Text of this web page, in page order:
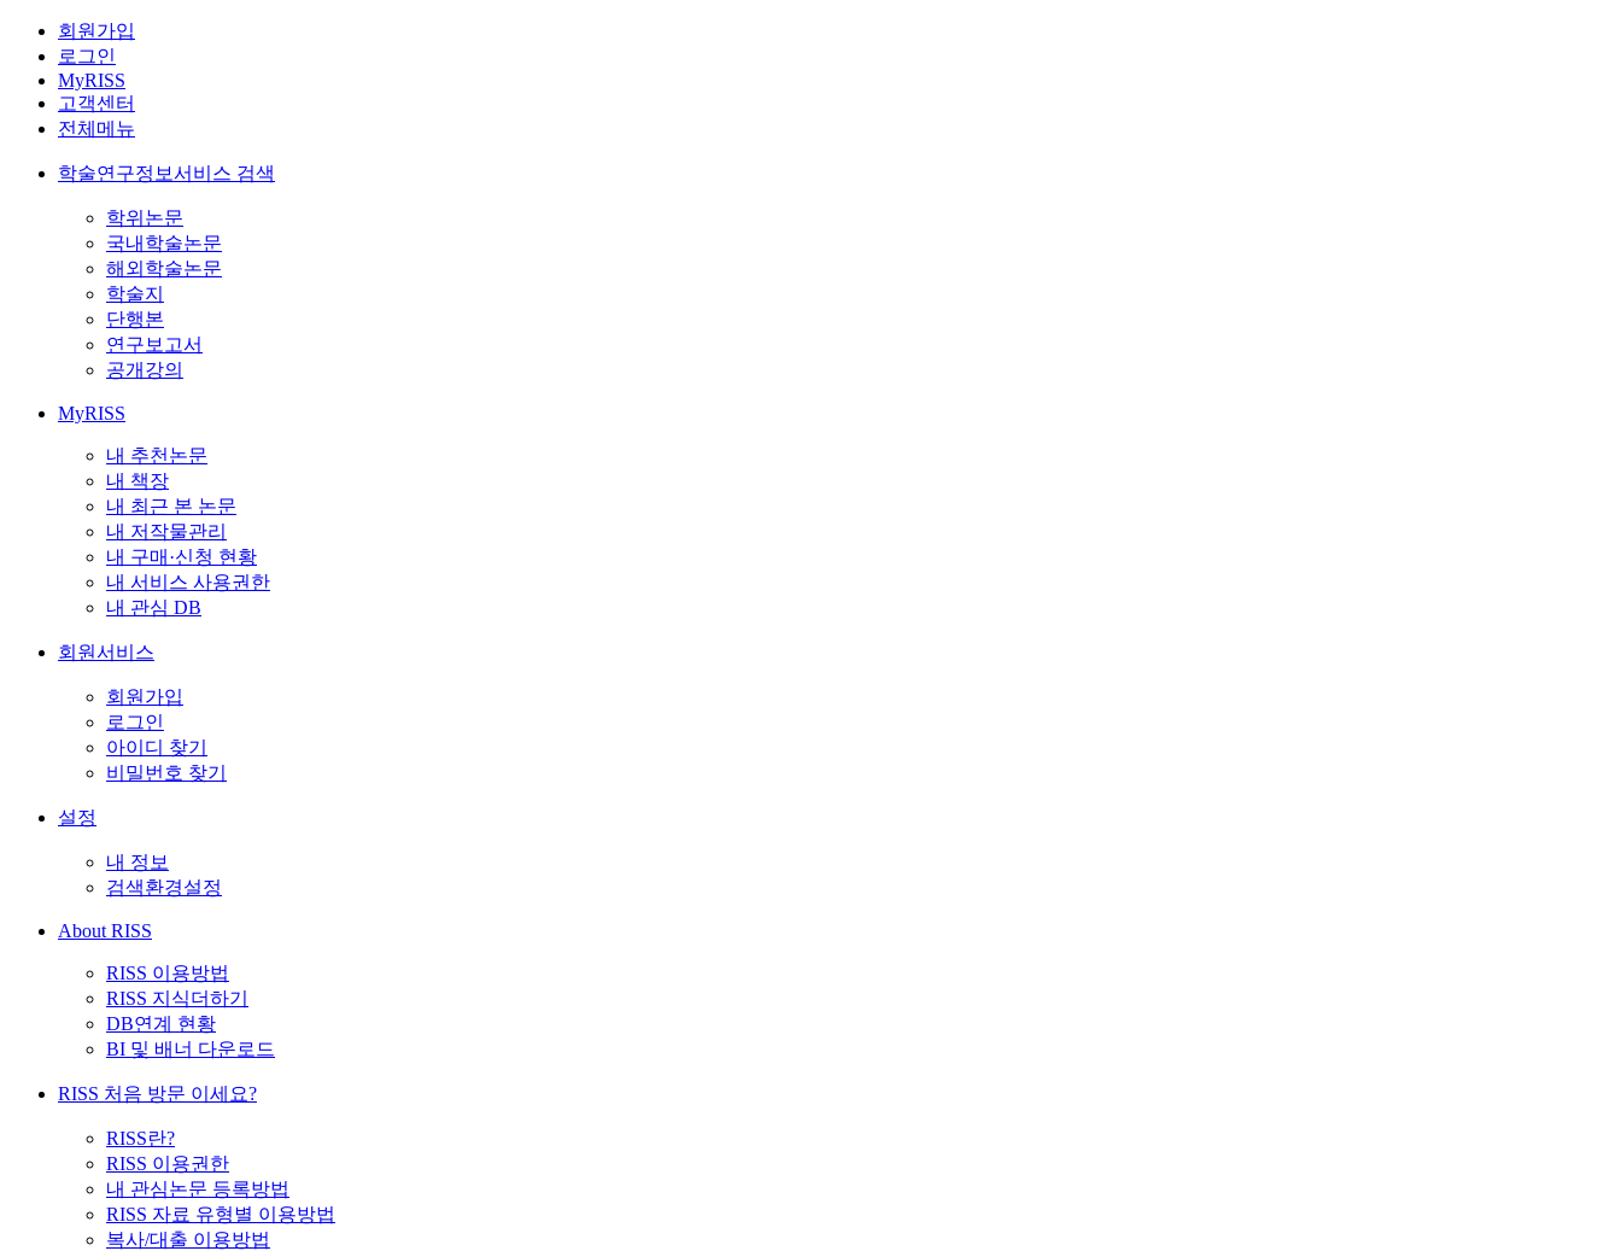
회원가입
로그인
MyRISS
고객센터
전체메뉴
학술연구정보서비스 검색
학위논문
국내학술논문
해외학술논문
학술지
단행본
연구보고서
공개강의
MyRISS
내 추천논문
내 책장
내 최근 본 논문
내 저작물관리
내 구매·신청 현황
내 서비스 사용권한
내 관심 DB
회원서비스
회원가입
로그인
아이디 찾기
비밀번호 찾기
설정
내 정보
검색환경설정
About RISS
RISS 이용방법
RISS 지식더하기
DB연계 현황
BI 및 배너 다운로드
RISS 처음 방문 이세요?
RISS란?
RISS 이용권한
내 관심논문 등록방법
RISS 자료 유형별 이용방법
복사/대출 이용방법